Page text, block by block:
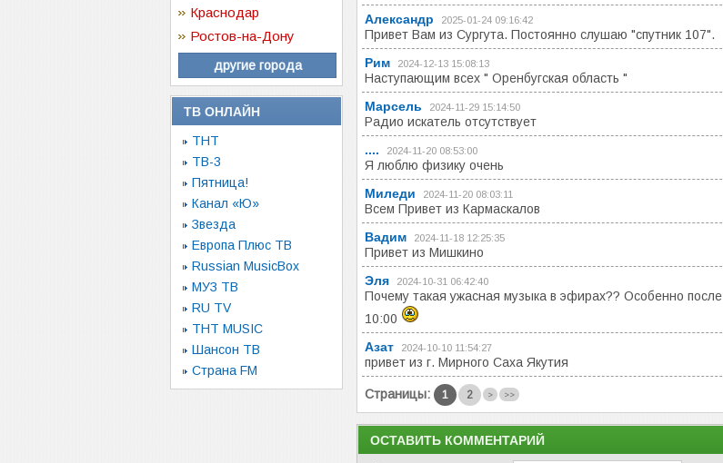
Краснодар
Ростов-на-Дону
другие города
ТВ ОНЛАЙН
ТНТ
ТВ-3
Пятница!
Канал «Ю»
Звезда
Европа Плюс ТВ
Russian MusicBox
МУЗ ТВ
RU TV
ТНТ MUSIC
Шансон ТВ
Страна FM
Александр
2025-01-24 09:16:42
Привет Вам из Сургута. Постоянно слушаю "спутник 107".
Рим
2024-12-13 15:08:13
Наступающим всех " Оренбугская область "
Марсель
2024-11-29 15:14:50
Радио искатель отсутствует
....
2024-11-20 08:53:00
Я люблю физику очень
Миледи
2024-11-20 08:03:11
Всем Привет из Кармаскалов
Вадим
2024-11-18 12:25:35
Привет из Мишкино
Эля
2024-10-31 06:42:40
Почему такая ужасная музыка в эфирах?? Особенно после
10:00
Азат
2024-10-10 11:54:27
привет из г. Мирного Саха Якутия
Страницы: 1 2 > >>
ОСТАВИТЬ КОММЕНТАРИЙ